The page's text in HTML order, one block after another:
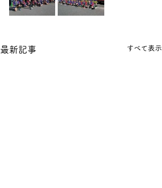
最新記事 すべて表示